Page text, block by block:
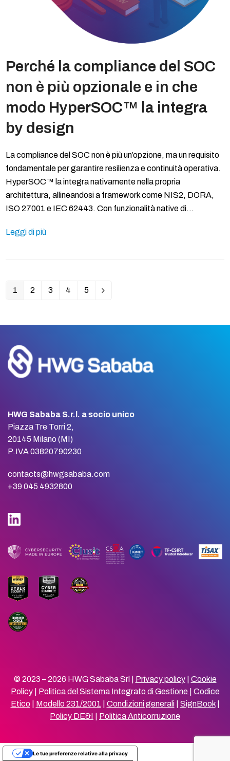
Perché la compliance del SOC
non è più opzionale e in che
modo HyperSOC™ la integra
by design
La compliance del SOC non è più un’opzione, ma un requisito
fondamentale per garantire resilienza e continuità operativa.
HyperSOC™ la integra nativamente nella propria
architettura, allineandosi a framework come NIS2, DORA,
ISO 27001 e IEC 62443. Con funzionalità native di…
Leggi di più
Pagina
1 Pagina
2 Pagina
3 Pagina
4 Pagina
5 Successivo
HWG Sababa S.r.l. a socio unico
Piazza Tre Torri 2,
20145 Milano (MI)
P.IVA 03820790230
contacts@hwgsababa.com
+39 045 4932800
© 2023 – 2026 HWG Sababa Srl | Privacy policy| Cookie
Policy| Politica del Sistema Integrato di Gestione
Codice
Etico| Modello 231/2001 Condizioni generali| SignBook|
Policy DE&I
Politica Anticorruzione
Le tue preferenze relative alla privacy